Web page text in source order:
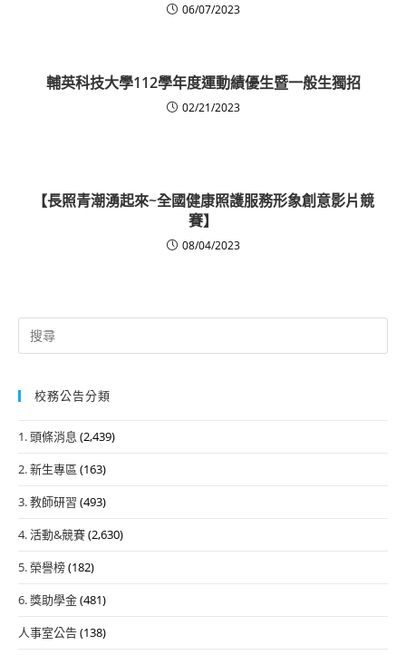
06/07/2023
輔英科技大學112學年度運動績優生暨一般生獨招
02/21/2023
【長照青潮湧起來~全國健康照護服務形象創意影片競
賽】
08/04/2023
Search
for:
校務公告分類
1. 頭條消息 (2,439)
2. 新生專區 (163)
3. 教師研習 (493)
4. 活動&競賽(2,630)
5. 榮譽榜(182)
6. 獎助學金(481)
人事室公告(138)